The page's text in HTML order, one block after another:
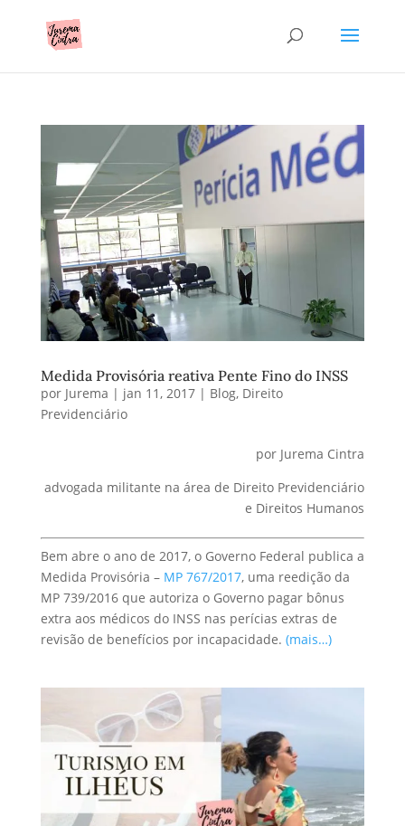
Medida Provisória reativa Pente Fino do INSS
por Jurema | jan 11, 2017| Blog, Direito
Previdenciário
por Jurema Cintra
advogada militante na área de Direito Previdenciário
e Direitos Humanos
Bem abre o ano de 2017, o Governo Federal publica a
Medida Provisória – MP 767/2017, uma reedição da
MP 739/2016 que autoriza o Governo pagar bônus
extra aos médicos do INSS nas perícias extras de
revisão de benefícios por incapacidade. (mais…)